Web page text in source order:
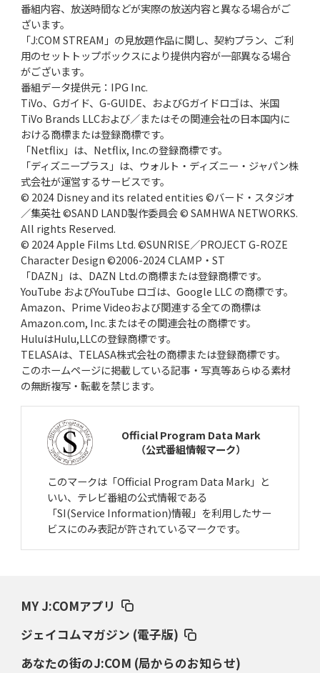
番組内容、放送時間などが実際の放送内容と異なる場合がご
ざいます。
「J:COM STREAM」の見放題作品に関し、契約プラン、ご利
用のセットトップボックスにより提供内容が一部異なる場合
がございます。
番組データ提供元：IPG Inc.
TiVo、Gガイド、G-GUIDE、およびGガイドロゴは、米国
TiVo Brands LLCおよび／またはその関連会社の日本国内に
おける商標または登録商標です。
「Netflix」は、Netflix, Inc.の登録商標です。
「ディズニープラス」は、ウォルト・ディズニー・ジャパン株
式会社が運営するサービスです。
© 2024 Disney and its related entities ©バード・スタジオ
／集英社 ©SAND LAND製作委員会 © SAMHWA NETWORKS.
All rights Reserved.
© 2024 Apple Films Ltd. ©SUNRISE／PROJECT G-ROZE
Character Design ©2006-2024 CLAMP・ST
「DAZN」は、DAZN Ltd.の商標または登録商標です。
YouTube およびYouTube ロゴは、Google LLC の商標です。
Amazon、Prime Videoおよび関連する全ての商標は
Amazon.com, Inc.またはその関連会社の商標です。
HuluはHulu,LLCの登録商標です。
TELASAは、TELASA株式会社の商標または登録商標です。
このホームページに掲載している記事・写真等あらゆる素材
の無断複写・転載を禁じます。
Official Program Data Mark
（公式番組情報マーク）
このマークは「Official Program Data Mark」と
いい、テレビ番組の公式情報である
「SI(Service Information)情報」を利用したサー
ビスにのみ表記が許されているマークです。
MY J:COMアプリ
ジェイコムマガジン (電子版)
あなたの街のJ:COM (局からのお知らせ)